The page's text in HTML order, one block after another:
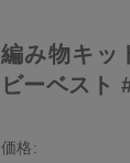
編み物キッ
ビーベスト
価格: